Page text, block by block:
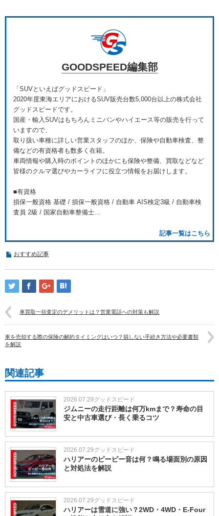
GOODSPEED編集部
「SUVといえばグッドスピード」
2020年度東海エリアにおけるSUV販売台数5,000台以上の株式会社
グッドスピードです。
国産・輸入SUVはもちろんミニバンやハイエース等の販売を行って
いますので、
取り扱い車種に詳しい営業スタッフのほか、保険や自動車検査、整
備などの有資格者も数多く在籍。
車両情報や購入時のポイントのほかにも保険や整備、買取などなど
皆様のクルマ選びやカーライフに役立つ情報をお届けします。
■有資格
損保一般資格 基礎 / 損保一般資格 / 自動車 AIS検定3級 / 自動車検
査員 2級 / 国家自動車整備士...
記事一覧はこちら
おすすめ記事
車買取一括査定のデメリットは？営業電話への対策も解説
車を売却する際の保険の解約タイミングはいつ？損しない手続き方法や必要書類
を解説
関連記事
2026.07.29グッドスピード
ジムニーの走行距離は何万kmまで？寿命の目
安と中古車選び・長く乗るコツ
2026.07.29グッドスピード
ハリアーのピーピー音は何？鳴る場面別の原因
と対処法を解説
2026.07.29グッドスピード
ハリアーは雪道に強い？2WD・4WD・E-Four